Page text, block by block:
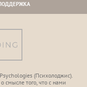
(Психoлоджиc).
смысле того, что с нами